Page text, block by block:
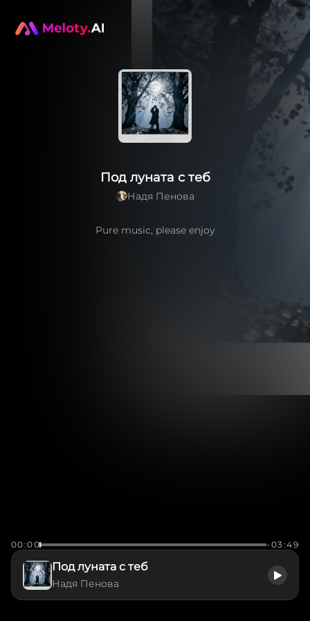
Под луната с теб
Надя Пенова
Pure music, please enjoy
00:00 -03:49
Под луната с теб
Надя Пенова